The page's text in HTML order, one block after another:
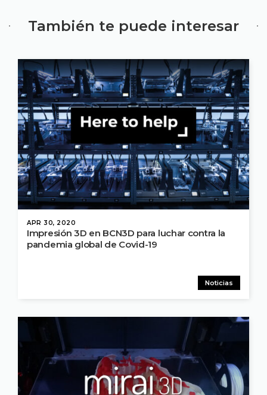
También te puede interesar
APR 30, 2020
Noticias
Impresión 3D en BCN3D para luchar contra la
pandemia global de Covid-19